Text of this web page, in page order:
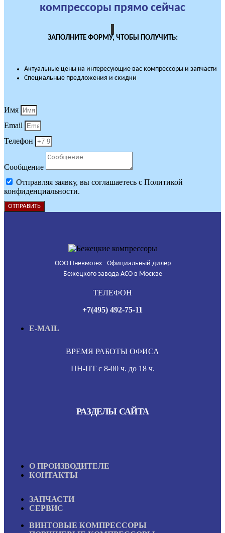
компрессоры прямо сейчас
ЗАПОЛНИТЕ ФОРМУ, ЧТОБЫ ПОЛУЧИТЬ:
Актуальные цены на интересующие вас компрессоры и запчасти
Специальные предложения и скидки
Имя
Email
Телефон
Сообщение
Отправляя заявку, вы соглашаетесь с Политикой
конфиденциальности.
ОТПРАВИТЬ
ООО Пневмотех - Официальный дилер
Бежецкого завода АСО в Москве
ТЕЛЕФОН
+7(495) 492-75-11
E-MAIL
ВРЕМЯ РАБОТЫ ОФИСА
ПН-ПТ с 8-00 ч. до 18 ч.
РАЗДЕЛЫ САЙТА
О ПРОИЗВОДИТЕЛЕ
КОНТАКТЫ
ЗАПЧАСТИ
СЕРВИС
ВИНТОВЫЕ КОМПРЕССОРЫ